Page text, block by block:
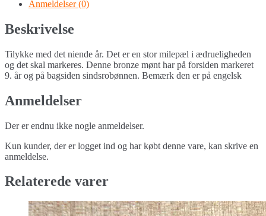
Anmeldelser (0)
Beskrivelse
Tilykke med det niende år. Det er en stor milepæl i ædrueligheden
og det skal markeres. Denne bronze mønt har på forsiden markeret
9. år og på bagsiden sindsrobønnen. Bemærk den er på engelsk
Anmeldelser
Der er endnu ikke nogle anmeldelser.
Kun kunder, der er logget ind og har købt denne vare, kan skrive en
anmeldelse.
Relaterede varer